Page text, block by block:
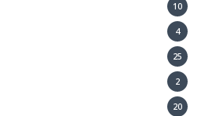
10
4
25
2
20